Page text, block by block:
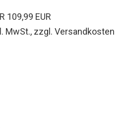
109,99 EUR
MwSt., zzgl. Versandkosten